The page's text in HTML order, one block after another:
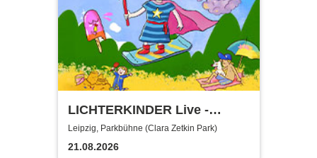
LICHTERKINDER Live -
Sommer Mitmachspaß 2026
Leipzig, Parkbühne (Clara Zetkin Park)
21.08.2026